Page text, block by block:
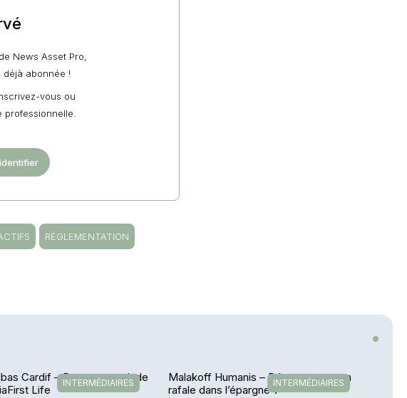
News Asset Pro,
abonnée !
vous ou
professionnelle.
RÉGLEMENTATION
INTERMÉDIAIRES
Cardif – De retour en Inde
Life
INTERMÉDIAIRES
Malakoff Humanis – Déconvenues en
rafale dans l’épargne ?